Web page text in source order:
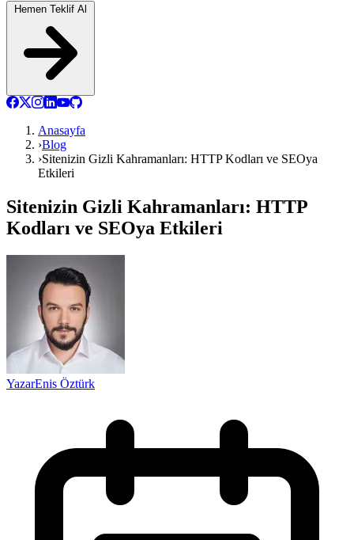
Anasayfa
›Blog
›Sitenizin Gizli Kahramanları: HTTP Kodları ve SEOya
Etkileri
Sitenizin Gizli Kahramanları: HTTP
Kodları ve SEOya Etkileri
YazarEnis Öztürk